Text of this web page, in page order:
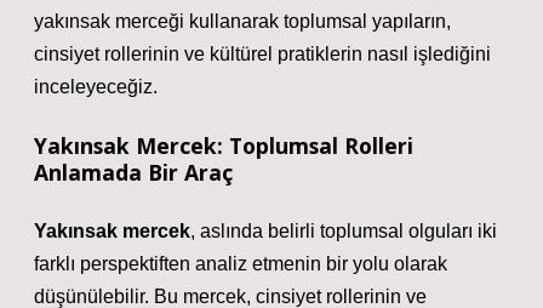
yakınsak merceği kullanarak toplumsal yapıların,
cinsiyet rollerinin ve kültürel pratiklerin nasıl işlediğini
inceleyeceğiz.
Yakınsak Mercek: Toplumsal Rolleri
Anlamada Bir Araç
Yakınsak mercek, aslında belirli toplumsal olguları iki
farklı perspektiften analiz etmenin bir yolu olarak
düşünülebilir. Bu mercek, cinsiyet rollerinin ve